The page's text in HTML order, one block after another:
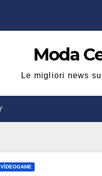
Moda
Le migliori news
VÌDEOGAME